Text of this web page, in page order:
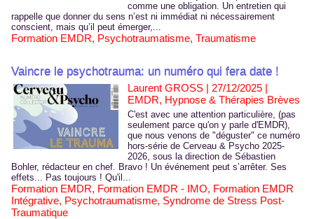
comme une obligation. Un entretien qui
rappelle que donner du sens n’est ni immédiat ni nécessairement
conscient, mais qu’il peut émerger,...
Formation EMDR, Psychotraumatisme, Traumatisme
Vaincre le psychotrauma: un numéro qui fera date !
Laurent GROSS | 27/12/2025 |
EMDR, Hypnose & Thérapies Brèves
C'est avec une attention particulière, (pas
seulement parce qu'on y parle d'EMDR),
que nous venons de "déguster" ce numéro
hors-série de Cerveau & Psycho 2025-
2026, sous la direction de Sébastien
Bohler, rédacteur en chef. Bravo ! Un événement peut s’arrêter. Ses
effets... Pas toujours ! Qu'il...
Formation EMDR, Formation EMDR - IMO, Formation EMDR
Intégrative, Psychotraumatisme, Syndrome de Stress Post-
Traumatique